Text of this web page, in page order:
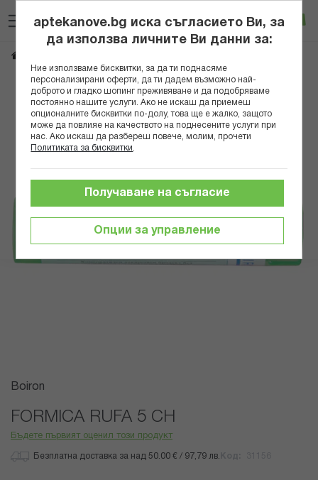
към
съдържанието
Вход
Преминете
края
галерията
Преминете
началото
Boiron
FORMICA RUFA 5 CH
Бъдете първият оценил този продукт
Безплатна доставка за над 50.00 € / 97,79 лв.
aptekanove.bg иска съгласието Ви, за
да използва личните Ви данни за:
Ние използваме бисквитки, за да ти поднасяме
персонализирани оферти, да ти дадем възможно най-
доброто и гладко шопинг преживяване и да подобряваме
постоянно нашите услуги. Ако не искаш да приемеш
опционалните бисквитки по-долу, това ще е жалко, защото
може да повлияе на качеството на поднесените услуги при
нас. Ако искаш да разбереш повече, молим, прочети
Политиката за бисквитки
Опции за управление
Получаване на съгласие